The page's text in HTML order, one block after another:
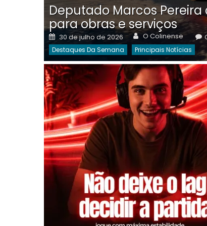
Deputado Marcos
para obras e serviços
Posted
on
30 de julho de 2026 Author
O Colinense
Destaques Da Semana Principais Notícias